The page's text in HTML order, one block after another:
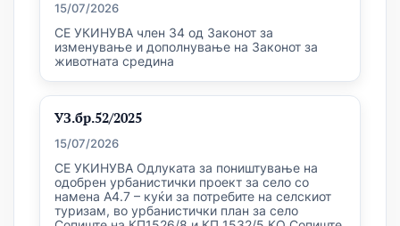
15/07/2026
СЕ УКИНУВА член 34 од Законот за
изменување и дополнување на Законот за
животната средина
УЗ.бр.52/2025
15/07/2026
СЕ УКИНУВА Одлуката за поништување на
одобрен урбанистички проект за село со
намена А4.7 – куќи за потребите на селскиот
туризам, во урбанистички план за село